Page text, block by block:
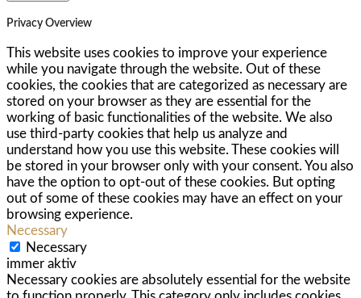
Privacy Overview
This website uses cookies to improve your experience
while you navigate through the website. Out of these
cookies, the cookies that are categorized as necessary are
stored on your browser as they are essential for the
working of basic functionalities of the website. We also
use third-party cookies that help us analyze and
understand how you use this website. These cookies will
be stored in your browser only with your consent. You also
have the option to opt-out of these cookies. But opting
out of some of these cookies may have an effect on your
browsing experience.
Necessary
Necessary
immer aktiv
Necessary cookies are absolutely essential for the website